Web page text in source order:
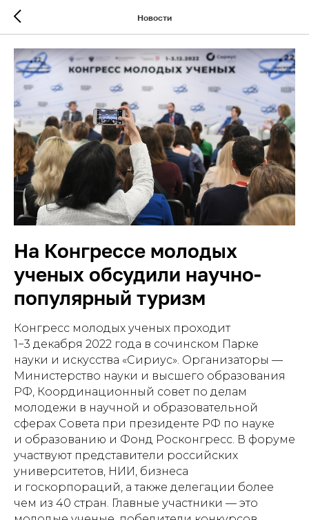
Новости
На Конгрессе молодых
ученых обсудили научно-
популярный туризм
Конгресс молодых ученых проходит
1−3 декабря 2022 года в сочинском Парке
науки и искусства «Сириус». Организаторы —
Министерство науки и высшего образования
РФ, Координационный совет по делам
молодежи в научной и образовательной
сферах Совета при президенте РФ по науке
и образованию и Фонд Росконгресс. В форуме
участвуют представители российских
университетов, НИИ, бизнеса
и госкорпораций, а также делегации более
чем из 40 стран. Главные участники — это